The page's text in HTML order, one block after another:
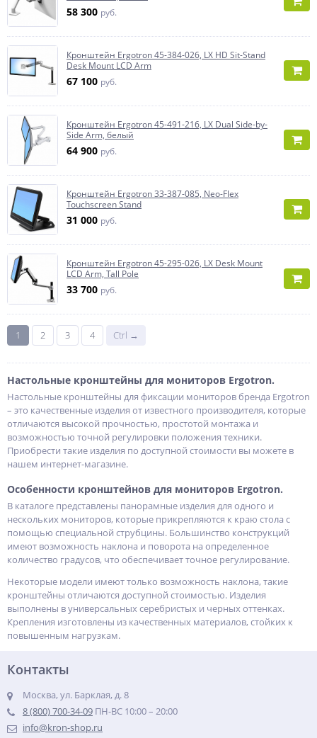
58 300 руб.
Кронштейн Ergotron 45-384-026, LX HD Sit-Stand
Desk Mount LCD Arm
67 100 руб.
Кронштейн Ergotron 45-491-216, LX Dual Side-by-
Side Arm, белый
64 900 руб.
Кронштейн Ergotron 33-387-085, Neo-Flex
Touchscreen Stand
31 000 руб.
Кронштейн Ergotron 45-295-026, LX Desk Mount
LCD Arm, Tall Pole
33 700 руб.
1 2 3 4 Ctrl →
Настольные кронштейны для мониторов Ergotron.
Настольные кронштейны для фиксации мониторов бренда Ergotron
– это качественные изделия от известного производителя, которые
отличаются высокой прочностью, простотой монтажа и
возможностью точной регулировки положения техники.
Приобрести такие изделия по доступной стоимости вы можете в
нашем интернет-магазине.
Особенности кронштейнов для мониторов Ergotron.
В каталоге представлены панорамные изделия для одного и
нескольких мониторов, которые прикрепляются к краю стола с
помощью специальной струбцины. Большинство конструкций
имеют возможность наклона и поворота на определенное
количество градусов, что обеспечивает точное регулирование.
Некоторые модели имеют только возможность наклона, такие
кронштейны отличаются доступной стоимостью. Изделия
выполнены в универсальных серебристых и черных оттенках.
Крепления изготовлены из качественных материалов, стойких к
повышенным нагрузкам.
Контакты
Москва, ул. Барклая, д. 8
8 (800) 700-34-09 ПН-ВС 10:00 – 20:00
info@kron-shop.ru